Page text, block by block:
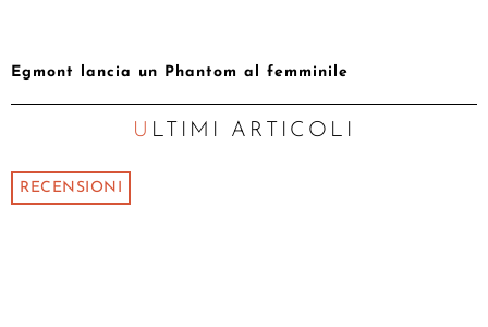
Egmont lancia un Phantom al femminile
ULTIMI ARTICOLI
RECENSIONI